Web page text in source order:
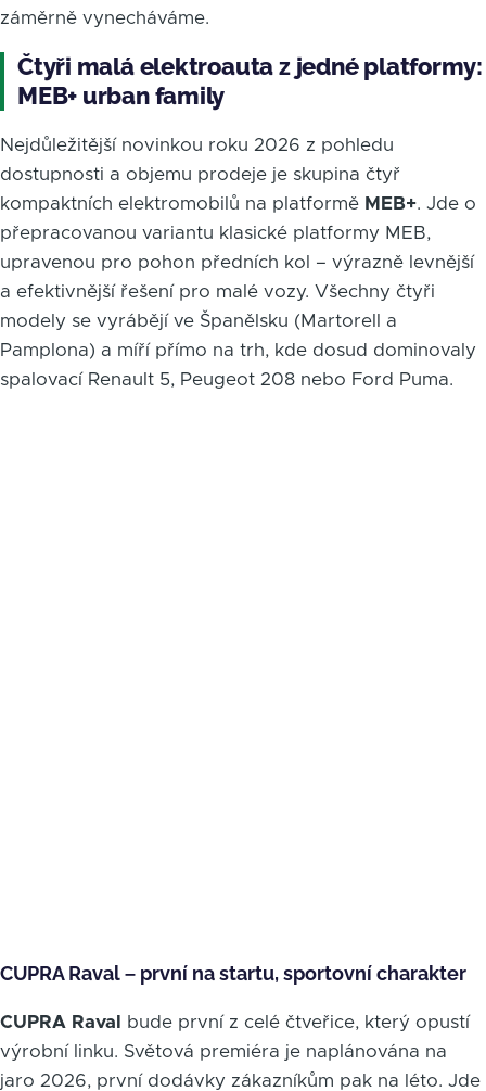
záměrně vynecháváme.
Čtyři malá elektroauta z jedné platformy:
MEB+ urban family
Nejdůležitější novinkou roku 2026 z pohledu
dostupnosti a objemu prodeje je skupina čtyř
kompaktních elektromobilů na platformě MEB+. Jde o
přepracovanou variantu klasické platformy MEB,
upravenou pro pohon předních kol – výrazně levnější
a efektivnější řešení pro malé vozy. Všechny čtyři
modely se vyrábějí ve Španělsku (Martorell a
Pamplona) a míří přímo na trh, kde dosud dominovaly
spalovací Renault 5, Peugeot 208 nebo Ford Puma.
CUPRA Raval – první na startu, sportovní charakter
CUPRA Raval
bude první z celé čtveřice, který opustí
výrobní linku. Světová premiéra je naplánována na
jaro 2026, první dodávky zákazníkům pak na léto. Jde